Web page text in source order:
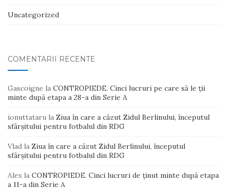
Uncategorized
COMENTARII RECENTE
Gascoigne la CONTROPIEDE. Cinci lucruri pe care să le ții
minte după etapa a 28-a din Serie A
ionuttataru la Ziua în care a căzut Zidul Berlinului, începutul
sfârșitului pentru fotbalul din RDG
Vlad la Ziua în care a căzut Zidul Berlinului, începutul
sfârșitului pentru fotbalul din RDG
Alex la CONTROPIEDE. Cinci lucruri de ținut minte după etapa
a 11-a din Serie A